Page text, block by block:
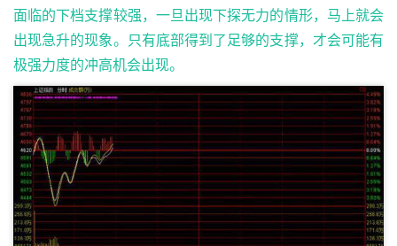
面临的下档支撑较强，一旦出现下探无力的情形，马上就会
出现急升的现象。只有底部得到了足够的支撑，才会可能有
极强力度的冲高机会出现。